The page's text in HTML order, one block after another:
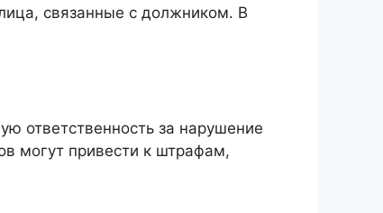
связанные с должником. В
ответственность за нарушение
могут привести к штрафам,